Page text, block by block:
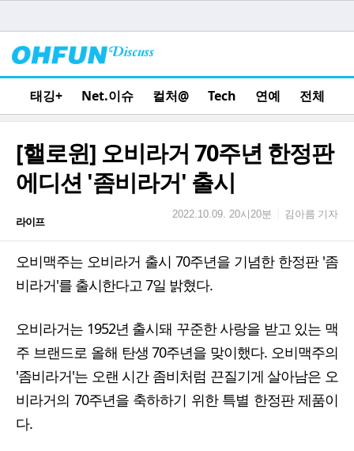
태깅+ Net.이슈 컬처@ Tech 연예 전체
[핼로윈] 오비라거 70주년 한정판
에디션 '좀비라거' 출시
라이프
2022.10.09. 20시20분 김아름 기자
오비맥주는 오비라거 출시 70주년을 기념한 한정판 '좀
비라거'를 출시한다고 7일 밝혔다.
오비라거는 1952년 출시돼 꾸준한 사랑을 받고 있는 맥
주 브랜드로 올해 탄생 70주년을 맞이했다. 오비맥주의
'좀비라거'는 오랜 시간 좀비처럼 끈질기게 살아남은 오
비라거의 70주년을 축하하기 위한 특별 한정판 제품이
다.